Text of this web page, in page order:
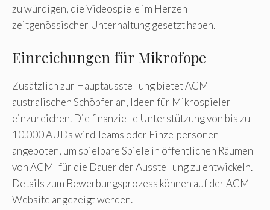
zu würdigen, die Videospiele im Herzen
zeitgenössischer Unterhaltung gesetzt haben.
Einreichungen für Mikrofope
Zusätzlich zur Hauptausstellung bietet ACMI
australischen Schöpfer an, Ideen für Mikrospieler
einzureichen. Die finanzielle Unterstützung von bis zu
10.000 AUDs wird Teams oder Einzelpersonen
angeboten, um spielbare Spiele in öffentlichen Räumen
von ACMI für die Dauer der Ausstellung zu entwickeln.
Details zum Bewerbungsprozess können auf der ACMI -
Website angezeigt werden.